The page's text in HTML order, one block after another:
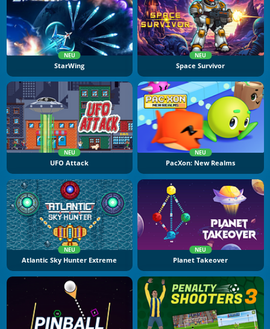
NEU
StarWing
NEU
Space Survivor
NEU
UFO Attack
NEU
PacXon: New Realms
NEU
Atlantic Sky Hunter Extreme
NEU
Planet Takeover